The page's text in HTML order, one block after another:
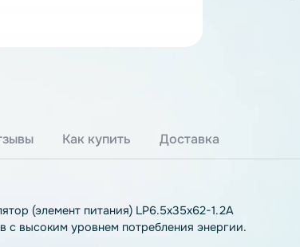
Отзывы Как купить Доставка